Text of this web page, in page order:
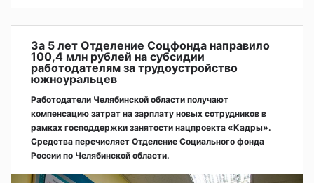
За 5 лет Отделение Соцфонда направило
100,4 млн рублей на субсидии
работодателям за трудоустройство
южноуральцев
Работодатели Челябинской области получают
компенсацию затрат на зарплату новых сотрудников в
рамках господдержки занятости нацпроекта «Кадры».
Средства перечисляет Отделение Социального фонда
России по Челябинской области.